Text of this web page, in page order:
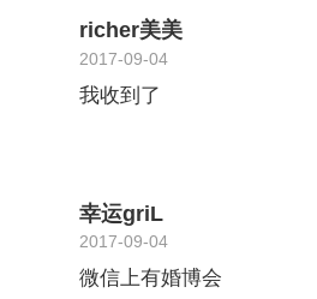
richer美美
2017-09-04
我收到了
幸运griL
2017-09-04
微信上有婚博会